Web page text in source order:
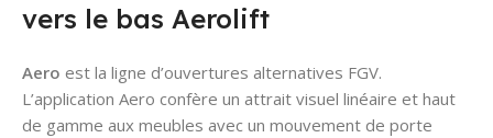
vers le bas Aerolift
Aero est la ligne d’ouvertures alternatives FGV.
L’application Aero confère un attrait visuel linéaire et haut
de gamme aux meubles avec un mouvement de porte